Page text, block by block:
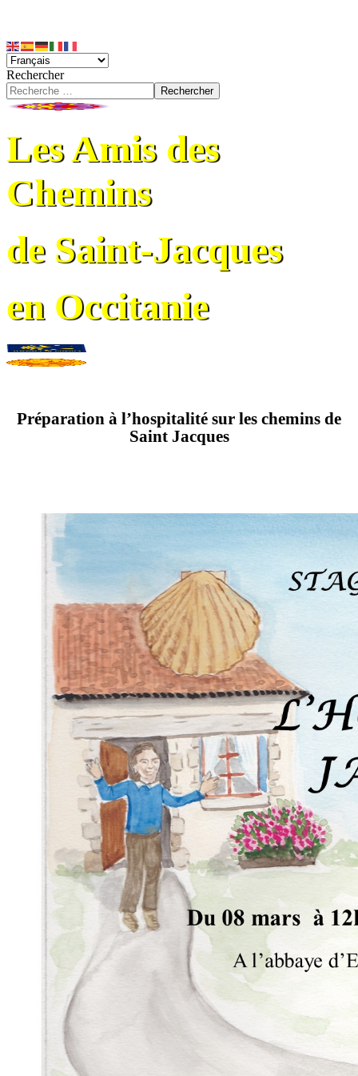
Rechercher
Rechercher
Les Amis des
Chemins
de Saint-Jacques
en Occitanie
Préparation à l’hospitalité sur les chemins de
Saint Jacques